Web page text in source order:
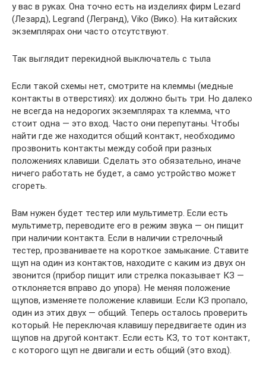
у вас в руках. Она точно есть на изделиях фирм Lezard
(Лезард), Legrand (Легранд), Viko (Вико). На китайских
экземплярах они часто отсутствуют.
Так выглядит перекидной выключатель с тыла
Если такой схемы нет, смотрите на клеммы (медные
контакты в отверстиях): их должно быть три. Но далеко
не всегда на недорогих экземплярах та клемма, что
стоит одна — это вход. Часто они перепутаны. Чтобы
найти где же находится общий контакт, необходимо
прозвонить контакты между собой при разных
положениях клавиши. Сделать это обязательно, иначе
ничего работать не будет, а само устройство может
сгореть.
Вам нужен будет тестер или мультиметр. Если есть
мультиметр, переводите его в режим звука — он пищит
при наличии контакта. Если в наличии стрелочный
тестер, прозваниваете на короткое замыкание. Ставите
щуп на один из контактов, находите с каким из двух он
звонится (прибор пищит или стрелка показывает КЗ —
отклоняется вправо до упора). Не меняя положение
щупов, изменяете положение клавиши. Если КЗ пропало,
один из этих двух — общий. Теперь осталось проверить
который. Не переключая клавишу передвигаете один из
щупов на другой контакт. Если есть КЗ, то тот контакт,
с которого щуп не двигали и есть общий (это вход).